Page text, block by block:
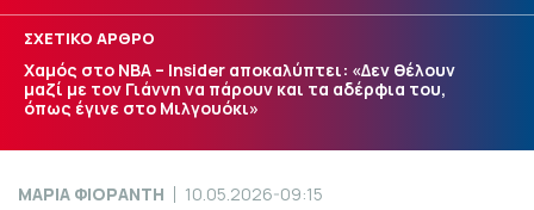
ΣΧΕΤΙΚΟ ΑΡΘΡΟ
Χαμός στο NBA – Insider αποκαλύπτει: «Δεν θέλουν
μαζί με τον Γιάννη να πάρουν και τα αδέρφια του,
όπως έγινε στο Μιλγουόκι»
ΜΑΡΙΑ ΦΙΟΡΑΝΤΗ 10.05.2026-09:15